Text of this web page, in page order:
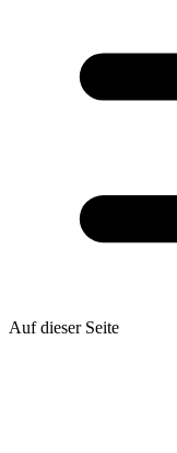
Auf dieser Seite